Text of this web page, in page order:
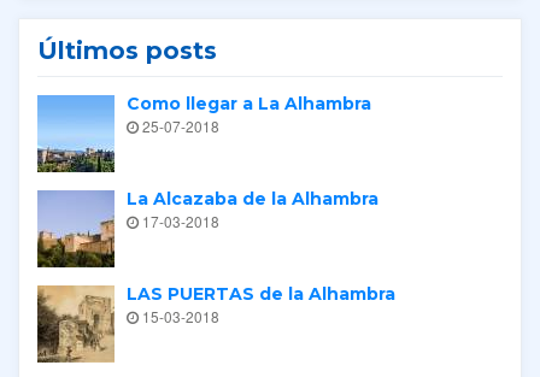
Últimos posts
Como llegar a La Alhambra
25-07-2018
La Alcazaba de la Alhambra
17-03-2018
LAS PUERTAS de la Alhambra
15-03-2018